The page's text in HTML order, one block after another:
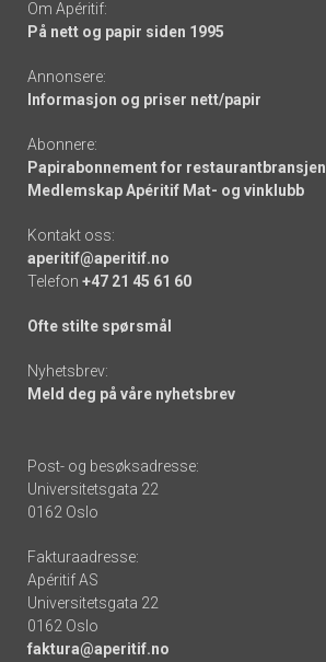
Om Apéritif:
På nett og papir siden 1995
Annonsere:
Informasjon og priser nett/papir
Abonnere:
Papirabonnement for restaurantbransjen
Medlemskap Apéritif Mat- og vinklubb
Kontakt oss:
aperitif@aperitif.no
Telefon +47 21 45 61 60
Ofte stilte spørsmål
Nyhetsbrev:
Meld deg på våre nyhetsbrev
Post- og besøksadresse:
Universitetsgata 22
0162 Oslo
Fakturaadresse:
Apéritif AS
Universitetsgata 22
0162 Oslo
faktura@aperitif.no